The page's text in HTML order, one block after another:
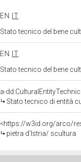
EN
IT
Stato tecnico del bene
EN
IT
Stato tecnico del bene
a-
Stato tecnico di entità
<https://w3id.org/arco/
pietra d'Istria/ scultura